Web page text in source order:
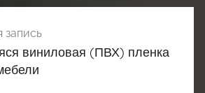
запись
виниловая (ПВХ) пленка